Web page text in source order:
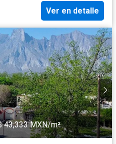
Ver en detalle
43,333 MXN/m²